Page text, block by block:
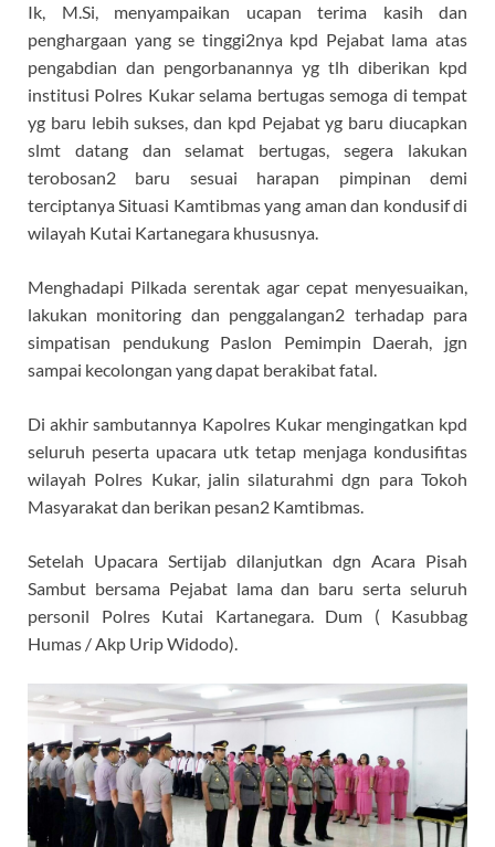
Ik, M.Si, menyampaikan ucapan terima kasih dan
penghargaan yang se tinggi2nya kpd Pejabat lama atas
pengabdian dan pengorbanannya yg tlh diberikan kpd
institusi Polres Kukar selama bertugas semoga di tempat
yg baru lebih sukses, dan kpd Pejabat yg baru diucapkan
slmt datang dan selamat bertugas, segera lakukan
terobosan2 baru sesuai harapan pimpinan demi
terciptanya Situasi Kamtibmas yang aman dan kondusif di
wilayah Kutai Kartanegara khususnya.
Menghadapi Pilkada serentak agar cepat menyesuaikan,
lakukan monitoring dan penggalangan2 terhadap para
simpatisan pendukung Paslon Pemimpin Daerah, jgn
sampai kecolongan yang dapat berakibat fatal.
Di akhir sambutannya Kapolres Kukar mengingatkan kpd
seluruh peserta upacara utk tetap menjaga kondusifitas
wilayah Polres Kukar, jalin silaturahmi dgn para Tokoh
Masyarakat dan berikan pesan2 Kamtibmas.
Setelah Upacara Sertijab dilanjutkan dgn Acara Pisah
Sambut bersama Pejabat lama dan baru serta seluruh
personil Polres Kutai Kartanegara. Dum ( Kasubbag
Humas / Akp Urip Widodo).